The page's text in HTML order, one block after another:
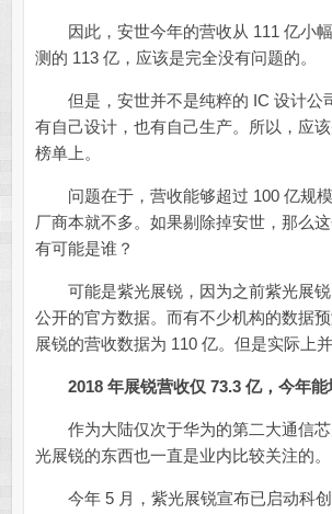
因此，安世今年的营收从 111 亿小幅
测的 113 亿，应该是完全没有问题的。
但是，安世并不是纯粹的 IC 设计公
有自己设计，也有自己生产。所以，应
榜单上。
问题在于，营收能够超过 100 亿规
厂商本就不多。如果剔除掉安世，那么
有可能是谁？
可能是紫光展锐，因为之前紫光展锐
公开的官方数据。而有不少机构的数据
展锐的营收数据为 110 亿。但是实际上并
2018 年展锐营收仅 73.3 亿，今年能
作为大陆仅次于华为的第二大通信芯
光展锐的东西也一直是业内比较关注的。
今年 5 月，紫光展锐宣布已启动科创